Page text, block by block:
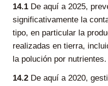
14.1 De aquí a 2025,
significativamente la
tipo, en particular la
realizadas en tierra,
la polución por nutrientes.
14.2 De aquí a 2020,